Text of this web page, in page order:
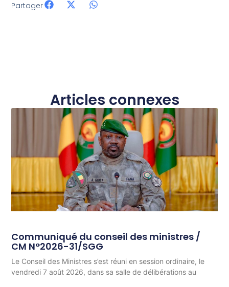
Partager
Articles connexes
Communiqué du conseil des ministres /
CM N°2026-31/SGG
Le Conseil des Ministres s’est réuni en session ordinaire, le
vendredi 7 août 2026, dans sa salle de délibérations au